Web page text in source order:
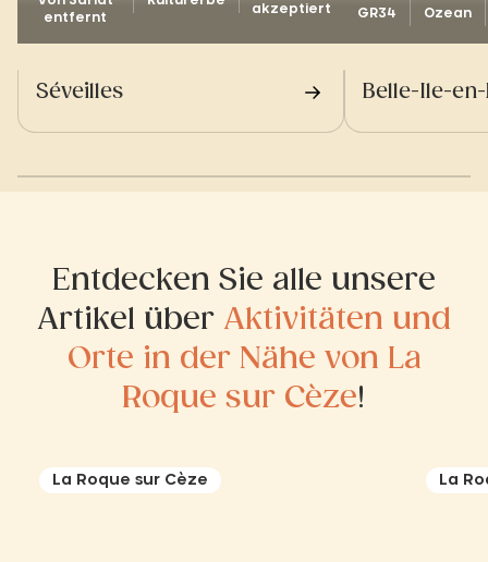
entfernt
akzeptiert
Séveilles
GR34 Ozean
Belle-Ile-
Entdecken Sie alle unsere
Artikel über Aktivitäten und
Orte in der Nähe von La
Roque sur Cèze!
La Roque sur Cèze La